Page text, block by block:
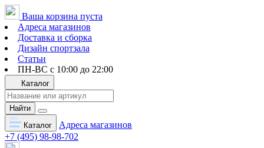
Ваша корзина пуста
Адреса магазинов
Доставка и сборка
Дизайн спортзала
Статьи
ПН-ВС с 10:00 до 22:00
Каталог
Найти
Каталог
Адреса магазинов
+7 (495) 98-98-702